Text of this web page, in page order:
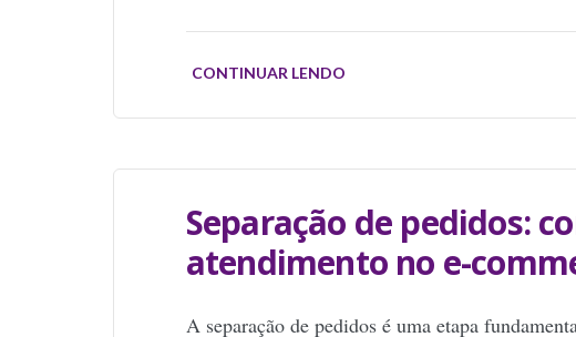
CONTINUAR LENDO
Separação de pedidos:
atendimento no e-
A separação de pedidos é uma etapa